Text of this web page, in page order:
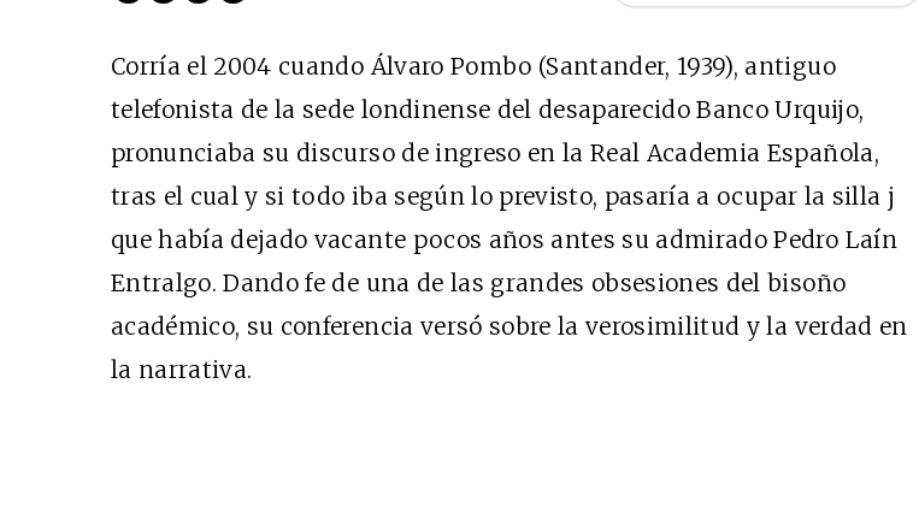
Corría el 2004 cuando Álvaro Pombo (Santander, 1939), antiguo
telefonista de la sede londinense del desaparecido Banco Urquijo,
pronunciaba su discurso de ingreso en la Real Academia Española,
tras el cual y si todo iba según lo previsto, pasaría a ocupar la silla j
que había dejado vacante pocos años antes su admirado Pedro Laín
Entralgo. Dando fe de una de las grandes obsesiones del bisoño
académico, su conferencia versó sobre la verosimilitud y la verdad en
la narrativa.
Cine desde los márgenes
EDICIÓN MÉXICO
Cine desde los márgenes
EDICIÓN ESPAÑA